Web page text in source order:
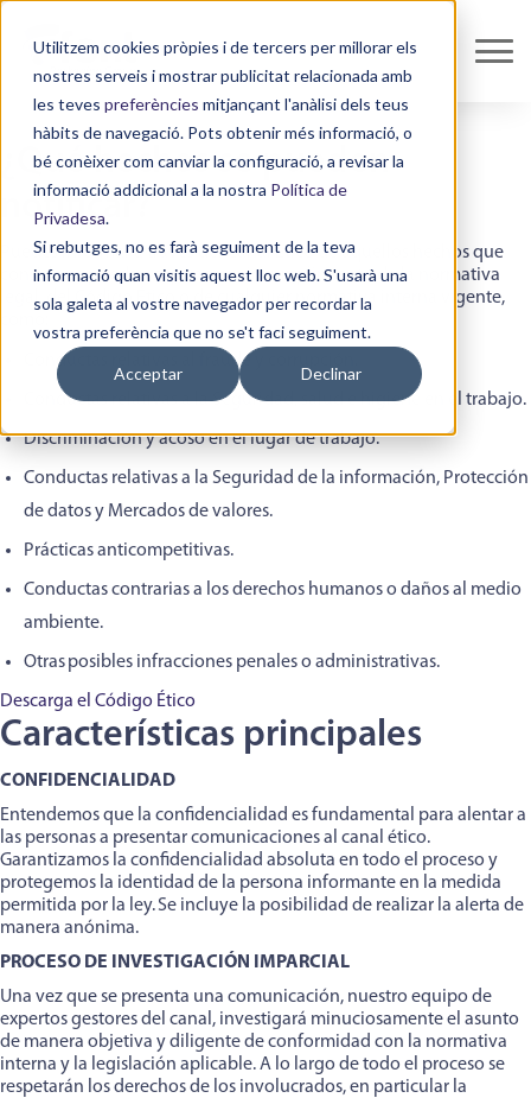
Utilitzem cookies pròpies i de tercers per millorar els
nostres serveis i mostrar publicitat relacionada amb
les teves preferències mitjançant l'anàlisi dels teus
hàbits de navegació. Pots obtenir més informació, o
bé conèixer com canviar la configuració, a revisar la
informació addicional a la nostra Política de
Privadesa.
Si rebutges, no es farà seguiment de la teva
informació quan visitis aquest lloc web. S'usarà una
sola galeta al vostre navegador per recordar la
vostra preferència que no se't faci seguiment.
Acceptar Declinar
¿Qué hechos se pueden
notificar?
Puedes informar a través del Canal Ético de aquellos hechos que
consideres puedan suponer un incumplimiento de la normativa
legal, del Código Ético o de cualquier normativa interna vigente,
Conductas relativas al fraude y corrupción.
Conductas relativas a la Seguridad, salud e higiene en el trabajo.
Discriminación y acoso en el lugar de trabajo.
Conductas relativas a la Seguridad de la información, Protección
de datos y Mercados de valores.
Prácticas anticompetitivas.
Conductas contrarias a los derechos humanos o daños al medio
ambiente.
Otras posibles infracciones penales o administrativas.
Descarga el Código Ético
Características principales
CONFIDENCIALIDAD
Entendemos que la confidencialidad es fundamental para alentar a
las personas a presentar comunicaciones al canal ético.
Garantizamos la confidencialidad absoluta en todo el proceso y
protegemos la identidad de la persona informante en la medida
permitida por la ley. Se incluye la posibilidad de realizar la alerta de
manera anónima.
PROCESO DE INVESTIGACIÓN IMPARCIAL
Una vez que se presenta una comunicación, nuestro equipo de
expertos gestores del canal, investigará minuciosamente el asunto
de manera objetiva y diligente de conformidad con la normativa
interna y la legislación aplicable. A lo largo de todo el proceso se
respetarán los derechos de los involucrados, en particular la